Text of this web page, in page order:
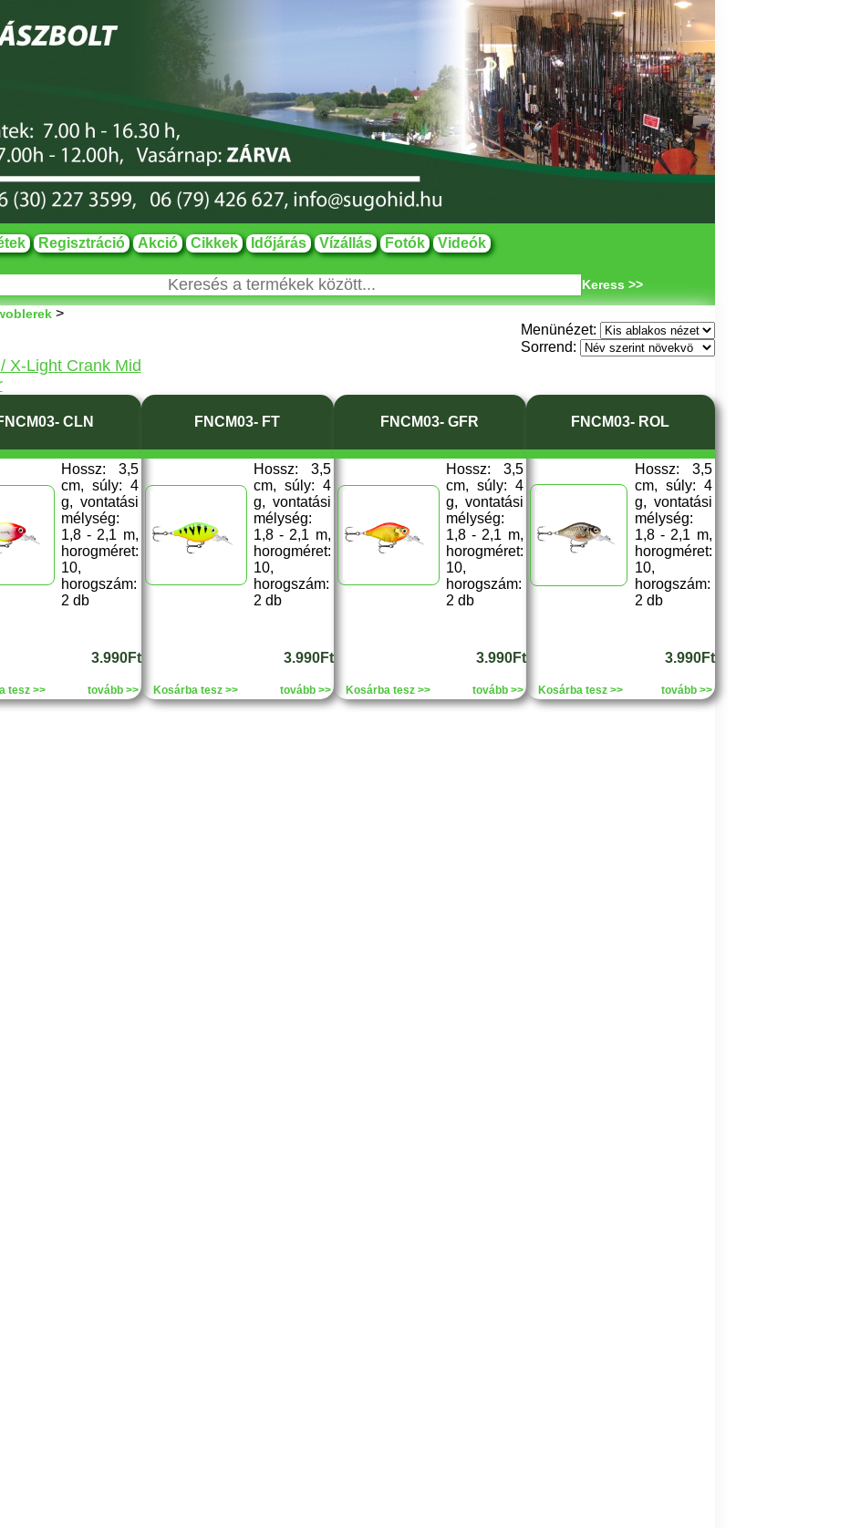
Regisztráció Akció Cikkek Időjárás Vízállás Fotók Videók
Keress >>
>
Menünézet:
Sorrend:
X-Light Crank Mid
CLN
Hossz: 3,5
cm, súly: 4
g, vontatási
mélység:
1,8 - 2,1 m,
horogméret:
10,
horogszám:
2 db
3.990Ft
tesz >> tovább >>
FNCM03- FT
Hossz: 3,5
cm, súly: 4
g, vontatási
mélység:
1,8 - 2,1 m,
horogméret:
10,
horogszám:
2 db
3.990Ft
Kosárba tesz >> tovább >>
FNCM03- GFR
Hossz: 3,5
cm, súly: 4
g, vontatási
mélység:
1,8 - 2,1 m,
horogméret:
10,
horogszám:
2 db
3.990Ft
Kosárba tesz >> tovább >>
FNCM03- ROL
Hossz: 3,5
cm, súly: 4
g, vontatási
mélység:
1,8 - 2,1 m,
horogméret:
10,
horogszám:
2 db
3.990Ft
Kosárba tesz >> tovább >>